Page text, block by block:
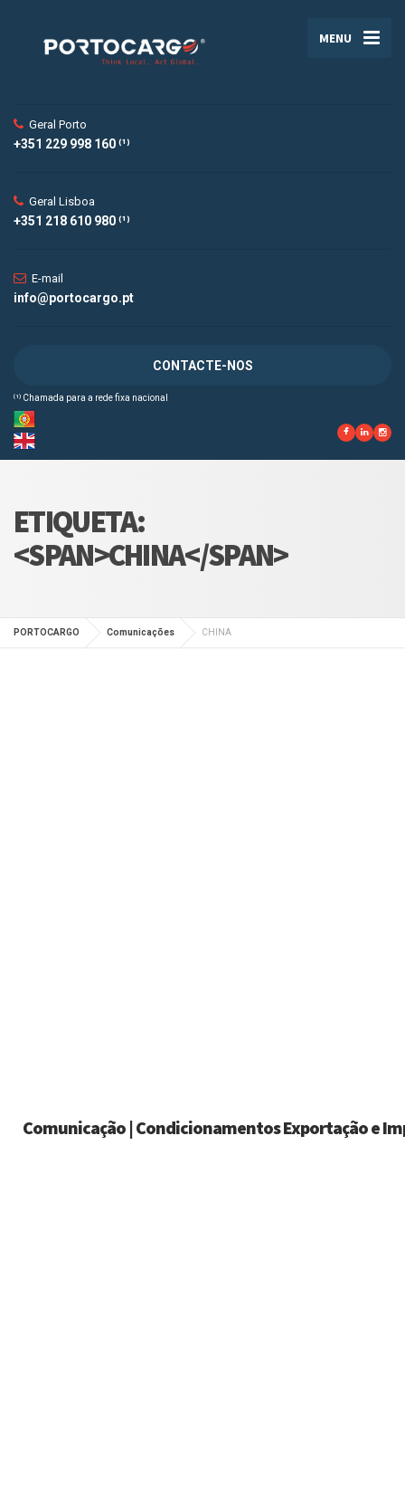
MENU
Geral Porto
+351 229 998 160 ⁽¹⁾
Geral Lisboa
+351 218 610 980 ⁽¹⁾
E-mail
info@portocargo.pt
CONTACTE-NOS
⁽¹⁾ Chamada para a rede fixa nacional
ETIQUETA:
<SPAN>CHINA</SPAN>
PORTOCARGO Comunicações CHINA
Comunicação | Condicionamentos Exportação e